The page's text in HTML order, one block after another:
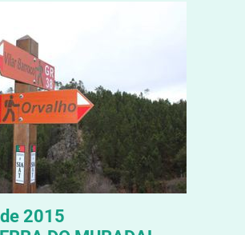
2015